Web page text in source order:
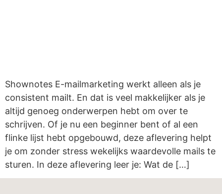
Shownotes E-mailmarketing werkt alleen als je
consistent mailt. En dat is veel makkelijker als je
altijd genoeg onderwerpen hebt om over te
schrijven. Of je nu een beginner bent of al een
flinke lijst hebt opgebouwd, deze aflevering helpt
je om zonder stress wekelijks waardevolle mails te
sturen. In deze aflevering leer je: Wat de […]